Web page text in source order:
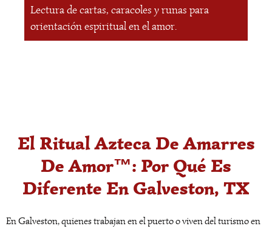
Lectura de cartas, caracoles y runas para
orientación espiritual en el amor.
El Ritual Azteca De Amarres
De Amor™: Por Qué Es
Diferente En Galveston, TX
En Galveston, quienes trabajan en el puerto o viven del turismo en